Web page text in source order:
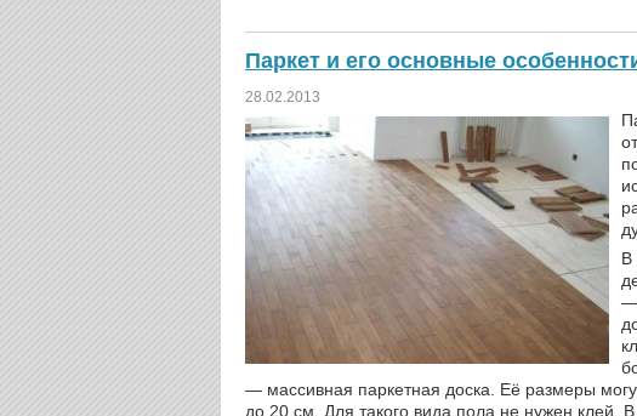
Паркет и его основные
28.02.2013
В
—
— массивная паркетная доска. Её размеры
до 20 см. Для такого вида пола не нужен клей.